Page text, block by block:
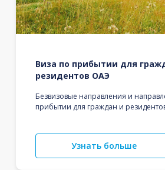
Виза по прибытии для
резидентов ОАЭ
Безвизовые направления и
прибытии для граждан и
Узнать больше